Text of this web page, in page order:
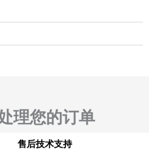
理您的订单
售后技术支持